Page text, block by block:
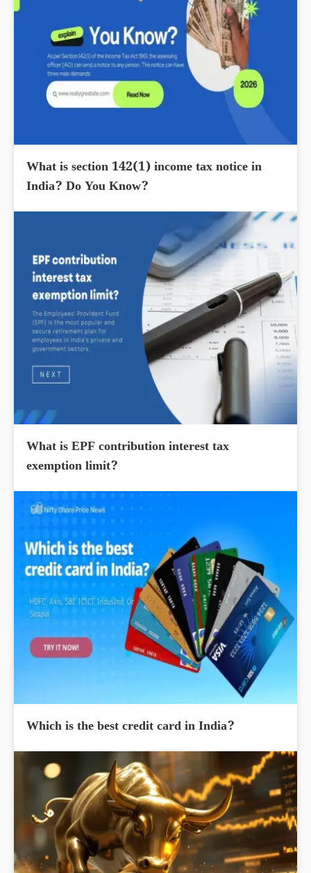
What is section 142(1) income tax notice in
India? Do You Know?
What is EPF contribution interest tax
exemption limit?
Which is the best credit card in India?